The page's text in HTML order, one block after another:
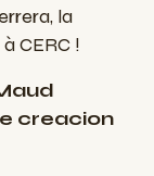
la
CERC !
creacion